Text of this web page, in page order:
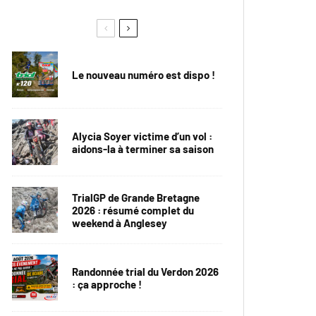
Le nouveau numéro est dispo !
Alycia Soyer victime d’un vol :
aidons-la à terminer sa saison
TrialGP de Grande Bretagne
2026 : résumé complet du
weekend à Anglesey
Randonnée trial du Verdon 2026
: ça approche !